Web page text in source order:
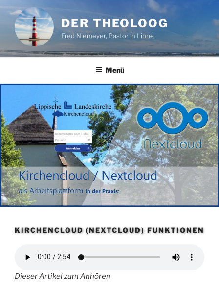
Inhalt
springen
DER THEOLOOG
Fred Niemeyer, Pastor in Lippe
Menü
KIRCHENCLOUD (NEXTCLOUD) FUNKTIONEN
Dieser Artikel zum Anhören